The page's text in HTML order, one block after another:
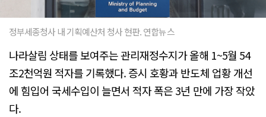
정부세종청사 내 기획예산처 청사 현판. 연합뉴스
나라살림 상태를 보여주는 관리재정수지가 올해 1~5월 54
조2천억원 적자를 기록했다. 증시 호황과 반도체 업황 개선
에 힘입어 국세수입이 늘면서 적자 폭은 3년 만에 가장 작았
다.